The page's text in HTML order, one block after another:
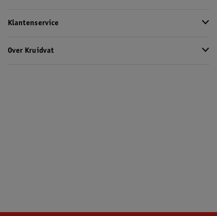
Klantenservice
Over Kruidvat